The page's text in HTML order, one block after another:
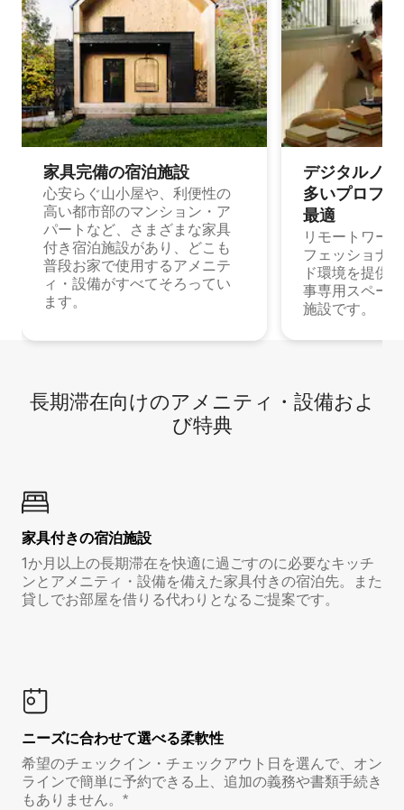
家具完備の宿⁠泊⁠施⁠設
心安らぐ山小屋や、利便性の
高い都市部のマンション・ア
パートなど、さまざまな家具
付き宿泊施設があり、どこも
普段お家で使用するアメニテ
ィ・設備がすべてそろってい
ます。
デジタルノ
多⁠いプ⁠ロ⁠フ⁠
最⁠適
リモートワー
フェッショナ
ド環境を提供
事専用スペー
施設です。
長期滞在向け⁠のア⁠メ⁠ニ⁠テ⁠ィ⁠・設⁠備⁠およ
び特⁠典
家具付き⁠の宿⁠泊⁠施⁠設
1か月以上の長期滞在を快適に過ごすのに必要なキッチ
ンとアメニティ・設備を備えた家具付きの宿泊先。また
貸しでお部屋を借りる代わりとなるご提案です。
ニーズに合わせて選べる柔軟性
希望のチェックイン・チェックアウト日を選んで、オン
ラインで簡単に予約できる上、追加の義務や書類手続き
もありません。*